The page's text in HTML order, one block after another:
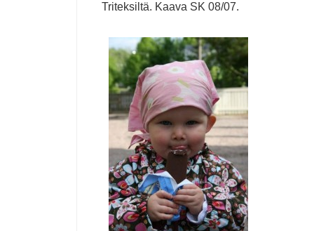
Triteksiltä. Kaava SK 08/07.